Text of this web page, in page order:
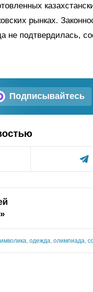
рынках.
не подтвердилась,
Подписывайтесь
одежда олимпиада